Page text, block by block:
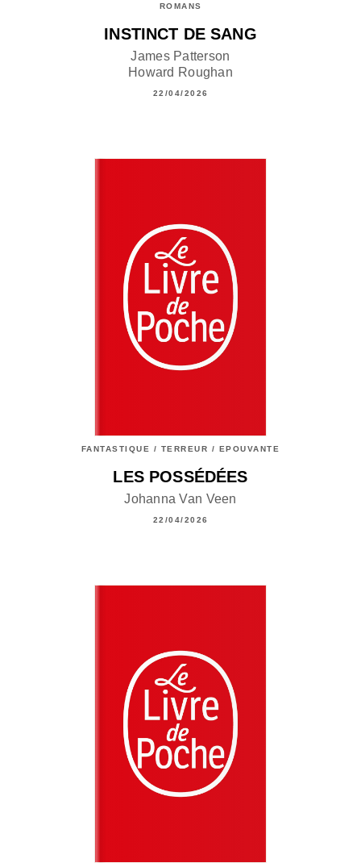
ROMANS
INSTINCT DE SANG
James Patterson
Howard Roughan
22/04/2026
FANTASTIQUE / TERREUR / EPOUVANTE
LES POSSÉDÉES
Johanna Van Veen
22/04/2026